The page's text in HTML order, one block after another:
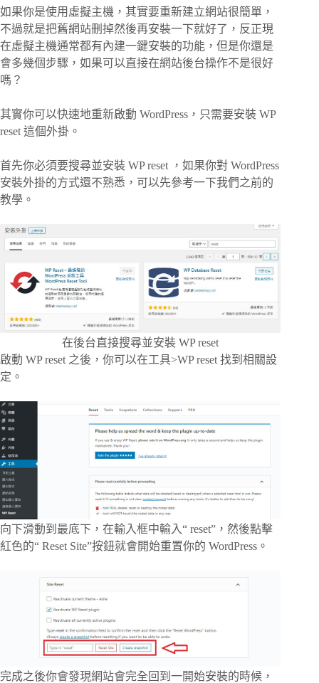
如果你是使用虛擬主機，其實要重新建立網站很簡單，
不過就是把舊網站刪掉然後再安裝一下就好了，反正現
在虛擬主機通常都有內建一鍵安裝的功能，但是你還是
會多幾個步驟，如果可以直接在網站後台操作不是很好
嗎？
其實你可以快速地重新啟動 WordPress，只需要安裝 WP
reset 這個外掛。
首先你必須要搜尋並安裝 WP reset ，如果你對 WordPress
安裝外掛的方式還不熟悉，可以先參考一下我們之前的
教學 。
在後台直接搜尋並安裝 WP reset
啟動 WP reset 之後，你可以在工具>WP reset 找到相關設
定。
向下滑動到最底下，在輸入框中輸入“ reset”，然後點擊
紅色的“ Reset Site”按鈕就會開始重置你的 WordPress。
完成之後你會發現網站會完全回到一開始安裝的時候，